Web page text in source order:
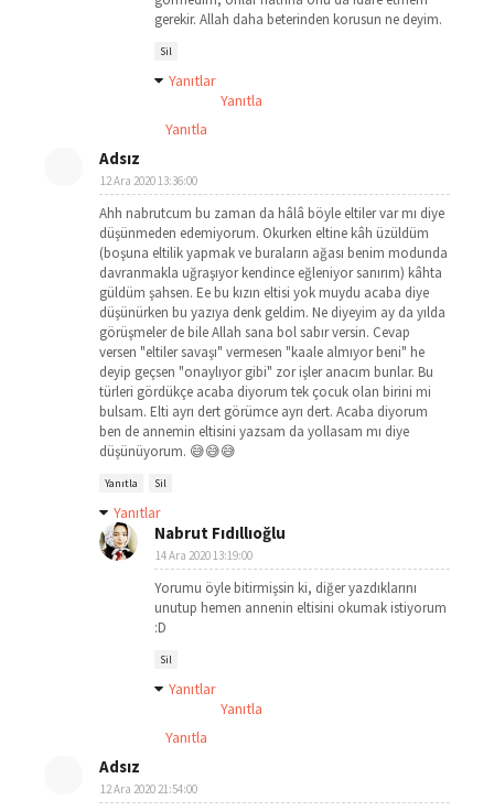
gerekir. Allah daha beterinden korusun ne deyim.
Sil
Yanıtlar
Yanıtla
Yanıtla
Adsız
12 Ara 2020 13:36:00
Ahh nabrutcum bu zaman da hâlâ böyle eltiler var mı diye
düşünmeden edemiyorum. Okurken eltine kâh üzüldüm
(boşuna eltilik yapmak ve buraların ağası benim modunda
davranmakla uğraşıyor kendince eğleniyor sanırım) kâhta
güldüm şahsen. Ee bu kızın eltisi yok muydu acaba diye
düşünürken bu yazıya denk geldim. Ne diyeyim ay da yılda
görüşmeler de bile Allah sana bol sabır versin. Cevap
versen "eltiler savaşı" vermesen "kaale almıyor beni" he
deyip geçsen "onaylıyor gibi" zor işler anacım bunlar. Bu
türleri gördükçe acaba diyorum tek çocuk olan birini mi
bulsam. Elti ayrı dert görümce ayrı dert. Acaba diyorum
ben de annemin eltisini yazsam da yollasam mı diye
düşünüyorum. 😅😅😅
Yanıtla Sil
Yanıtlar
Nabrut Fıdıllıoğlu
14 Ara 2020 13:19:00
Yorumu öyle bitirmişsin ki, diğer yazdıklarını
unutup hemen annenin eltisini okumak istiyorum
:D
Sil
Yanıtlar
Yanıtla
Yanıtla
Adsız
12 Ara 2020 21:54:00